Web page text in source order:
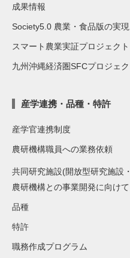
成果情報
Society5.0 農業・食品版の実
スマート農業実証プロジェクト
九州沖縄経済圏SFCプロジェク
産学連携・品種・特許
産学官連携制度
農研機構職員への業務依頼
共同研究施設(開放型研究施設
農研機構との事業開発に向けて
品種
特許
職務作成プログラム